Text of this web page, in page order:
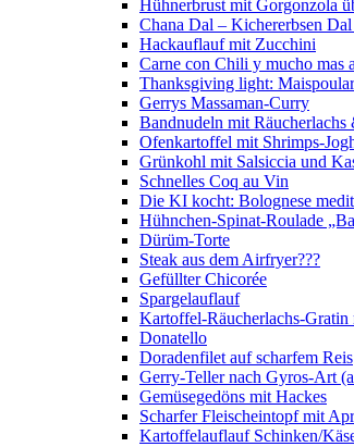
Hühnerbrust mit Gorgonzola
Chana Dal – Kichererbsen
Hackauflauf mit Zucchini
Carne con Chili y mucho mas
Thanksgiving light:
Gerrys Massaman-Curry
Bandnudeln mit Räucherlachs
Ofenkartoffel mit Shrimps-
Grünkohl mit Salsiccia und
Schnelles Coq au Vin
Die KI kocht: Bolognese
Hühnchen-Spinat-Roulade
Dürüm-Torte
Steak aus dem Airfryer???
Gefüllter Chicorée
Spargelauflauf
Kartoffel-Räucherlachs-Gratin
Donatello
Doradenfilet auf scharfem Reis
Gerry-Teller nach Gyros-Art
Gemüsegedöns mit Hackes
Scharfer Fleischeintopf mit
Kartoffelauflauf Schinken/